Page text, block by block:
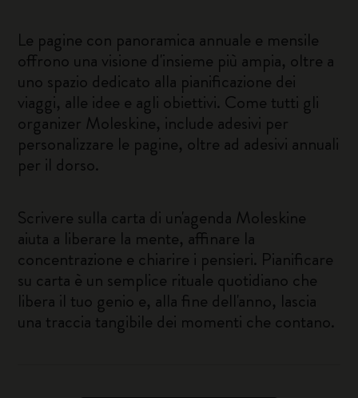
Le pagine con panoramica annuale e mensile
offrono una visione d'insieme più ampia, oltre a
uno spazio dedicato alla pianificazione dei
viaggi, alle idee e agli obiettivi. Come tutti gli
organizer Moleskine, include adesivi per
personalizzare le pagine, oltre ad adesivi annuali
per il dorso.
Scrivere sulla carta di un'agenda Moleskine
aiuta a liberare la mente, affinare la
concentrazione e chiarire i pensieri. Pianificare
su carta è un semplice rituale quotidiano che
libera il tuo genio e, alla fine dell'anno, lascia
una traccia tangibile dei momenti che contano.